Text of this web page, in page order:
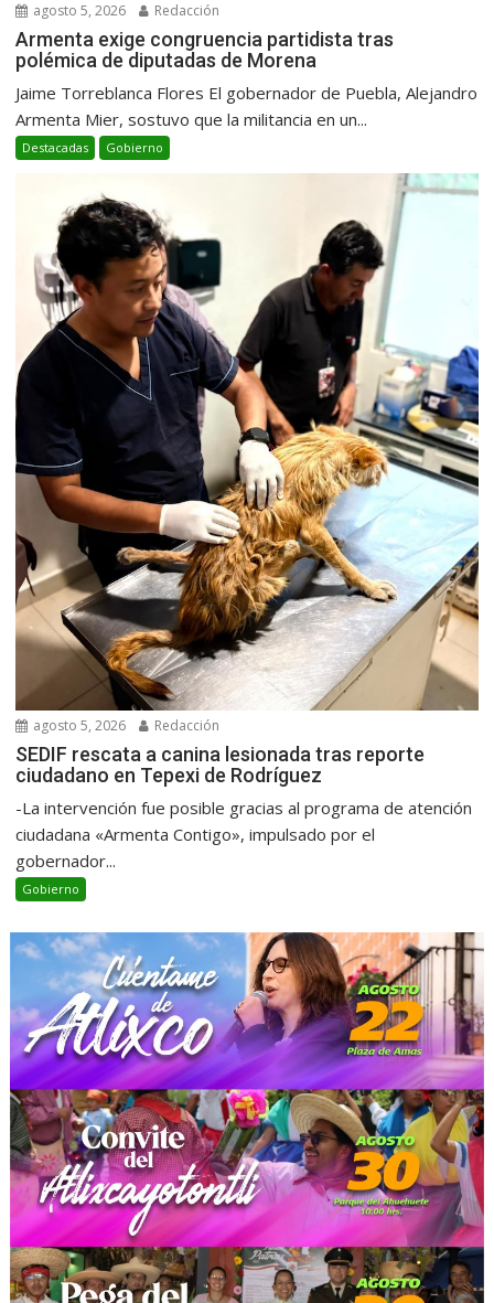
agosto 5, 2026 Redacción
Armenta exige congruencia partidista tras
polémica de diputadas de Morena
Jaime Torreblanca Flores El gobernador de Puebla, Alejandro
Armenta Mier, sostuvo que la militancia en un...
Destacadas Gobierno
agosto 5, 2026 Redacción
SEDIF rescata a canina lesionada tras reporte
ciudadano en Tepexi de Rodríguez
-La intervención fue posible gracias al programa de atención
ciudadana «Armenta Contigo», impulsado por el
gobernador...
Gobierno